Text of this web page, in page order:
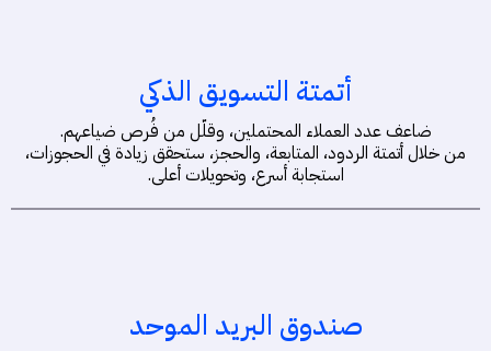
أتمتة التسويق الذكي
ضاعف عدد العملاء المحتملين، وقلّل من فُرص ضياعهم.
من خلال أتمتة الردود، المتابعة، والحجز، ستحقق زيادة في الحجوزات،
استجابة أسرع، وتحويلات أعلى.
صندوق البريد الموحد